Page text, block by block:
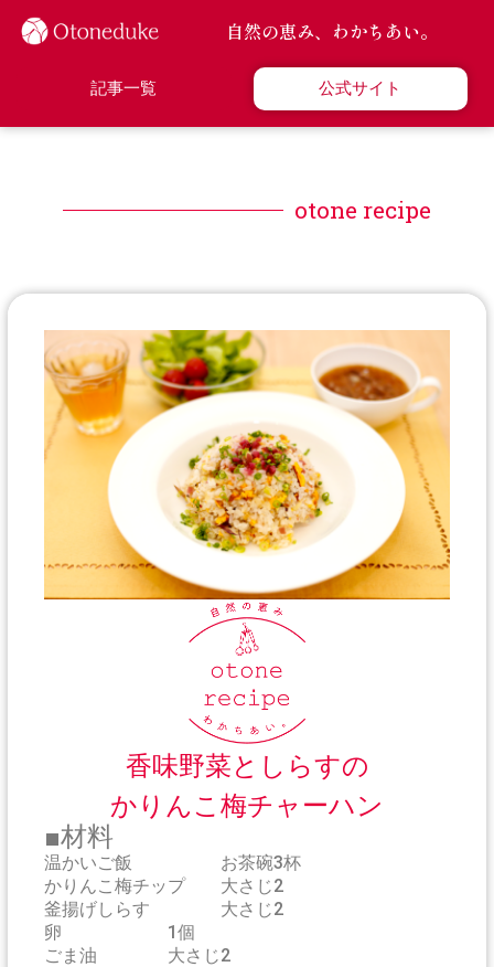
ッ
自然の恵み、わかちあい。
記事一覧 公式サイト
otone recipe
香味野菜としらすの
かりんこ梅チャーハン
■材料
温かいご飯 お茶碗3杯
かりんこ梅チップ 大さじ2
釜揚げしらす 大さじ2
卵 1個
ごま油 大さじ2